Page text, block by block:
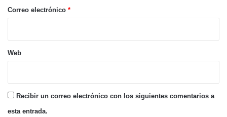
*
Correo electrónico *
Web
Recibir un correo electrónico con los siguientes comentarios a
esta entrada.